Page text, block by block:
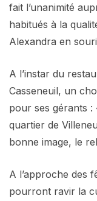
fait l’unanimité
habitués à la
Alexandra en
A l’instar du
Casseneuil, un
pour ses gérants :
quartier de
bonne image, le
A l’approche des
pourront ravir la